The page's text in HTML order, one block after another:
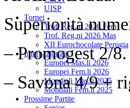
UISP
Tornei
Trof. Reg.ni 2026 Fem
Trof. Reg.ni 2026 Mas
XII Eurochocolate Perugia
Internazionali
Europei Mas.li 2026
Europei Fem.li 2026
Mondiali Mas.li 2025
Mondiali Fem.li 2025
Prossime Partite
Superiorità
– Promogest 2/8.
– Savona 4/9 +